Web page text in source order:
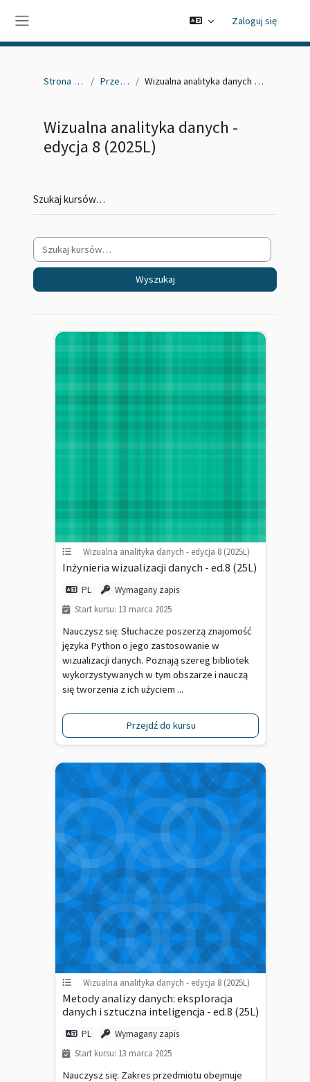
Zaloguj się
Strona główna Przedmioty Wizualna analityka danych - edycja 8 (2025L)
Wizualna analityka danych -
edycja 8 (2025L)
Szukaj kursów…
Wyszukaj
Wizualna analityka danych - edycja 8 (2025L)
Inżynieria wizualizacji danych - ed.8 (25L)
PL Wymagany zapis
Start kursu: 13 marca 2025
Nauczysz się: Słuchacze poszerzą znajomość
języka Python o jego zastosowanie w
wizualizacji danych. Poznają szereg bibliotek
wykorzystywanych w tym obszarze i nauczą
się tworzenia z ich użyciem ...
Przejdź do kursu
Wizualna analityka danych - edycja 8 (2025L)
Metody analizy danych: eksploracja
danych i sztuczna inteligencja - ed.8 (25L)
PL Wymagany zapis
Start kursu: 13 marca 2025
Nauczysz się: Zakres przedmiotu obejmuje